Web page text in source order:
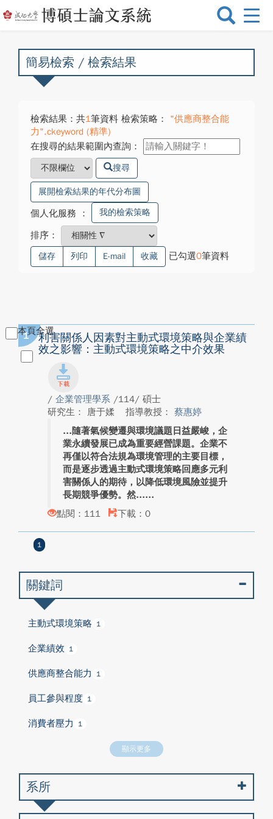
選
換
簡易檢索 / 檢索結果
檢索結果：共1筆資料 檢索策略：
"供應商整合能
力".ckeyword (精準)
在搜尋的結果範圍內查詢：
搜尋
展開檢索結果的年代分布圖
個人化服務 ： 我的檢索策略
排序：
儲存 列印 E-mail 收藏 已勾選0筆資料
本頁全選
1
利害關係人因素對主動式環境策略與企業績
效之影響：主動式環境策略之中介效果
/ 企業管理學系 /114/ 碩士
研究生： 唐于媃
指導教授： 蔡惠婷
隨著氣候變遷與環境議題日益嚴峻，企
業永續發展已成為重要經營課題。企業不
再僅以符合法規為環境管理的主要目標，
而是逐步透過主動式環境策略回應多元利
害關係人的期待，以降低環境風險並提升
長期競爭優勢。然...
點閱：111
下載：0
1
關鍵詞
主動式環境策略 1
企業績效 1
供應商整合能力 1
員工參與程度 1
消費者壓力 1
顯示更多
系所